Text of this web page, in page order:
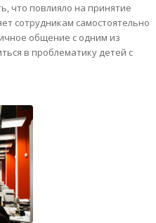
что повлияло на принятие
сотрудникам самостоятельно
общение с одним из
в проблематику детей с